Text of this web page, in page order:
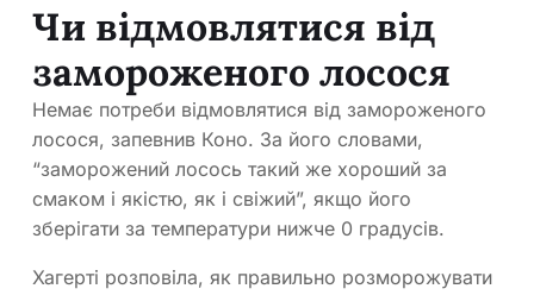
Чи відмовлятися від
замороженого лосося
Немає потреби відмовлятися від замороженого
лосося, запевнив Коно. За його словами,
“заморожений лосось такий же хороший за
смаком і якістю, як і свіжий”, якщо його
зберігати за температури нижче 0 градусів.
Хагерті розповіла, як правильно розморожувати